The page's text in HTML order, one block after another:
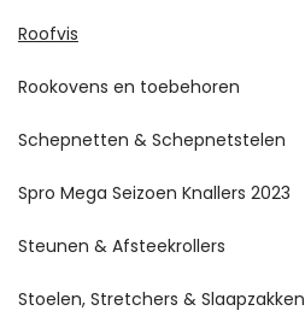
Roofvis
Rookovens en toebehoren
Schepnetten & Schepnetstelen
Spro Mega Seizoen Knallers 2023
Steunen & Afsteekrollers
Stoelen, Stretchers & Slaapzakken